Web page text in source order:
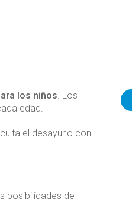
los niños . Los
edad.
el desayuno con
posibilidades de